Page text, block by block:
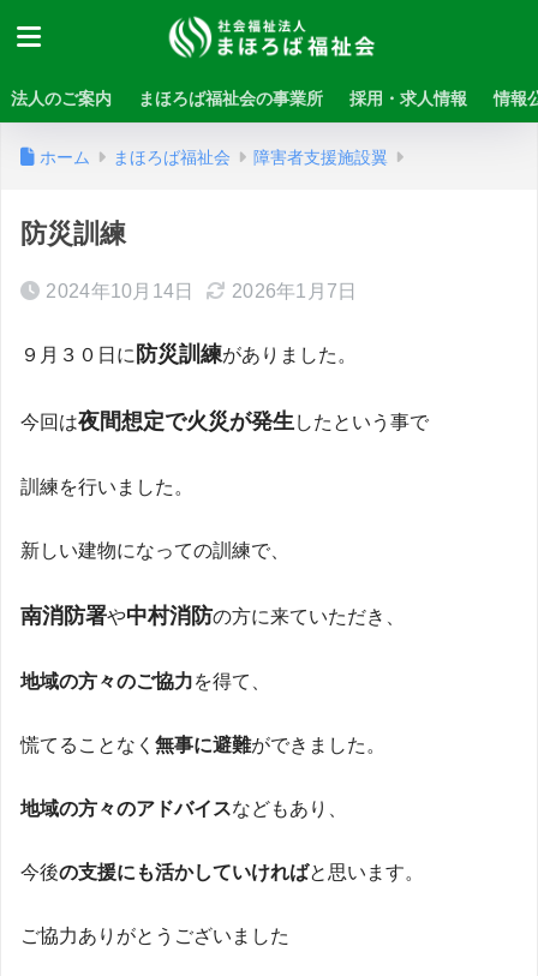
法人のご案内 まほろば福祉会の事業所 採用・求人情報 情報
ホーム まほろば福祉会 障害者支援施設翼
防災訓練
2024年10月14日 2026年1月7日
９月３０日に 防災訓練がありました。
今回は夜間想定で火災が発生 したという事で
訓練を行いました。
新しい建物になっての訓練で、
南消防署や中村消防の方に来ていただき、
地域の方々のご協力を得て、
慌てることなく 無事に避難ができました。
地域の方々のアドバイスなどもあり、
今後の支援にも活かしていければと思います。
ご協力ありがとうございました